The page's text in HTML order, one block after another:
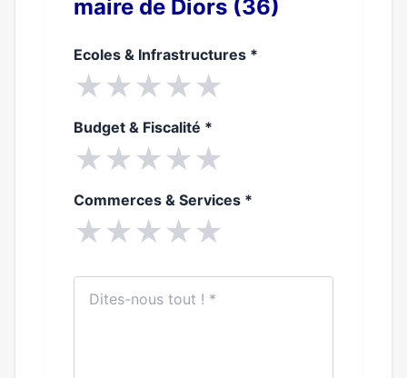
maire de Diors (36)
Ecoles & Infrastructures *
★★★★★
Budget & Fiscalité *
★★★★★
Commerces & Services *
★★★★★